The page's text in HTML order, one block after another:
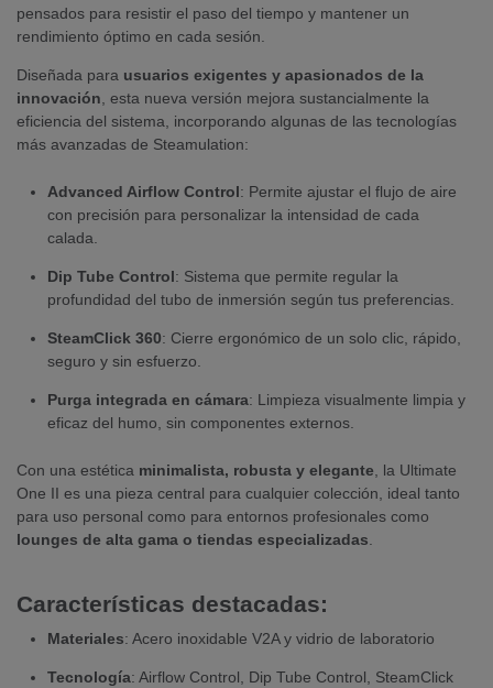
pensados para resistir el paso del tiempo y mantener un
rendimiento óptimo en cada sesión.
Diseñada para usuarios exigentes y apasionados de la
innovación , esta nueva versión mejora sustancialmente la
eficiencia del sistema, incorporando algunas de las tecnologías
más avanzadas de Steamulation:
Advanced Airflow Control: Permite ajustar el flujo de aire
con precisión para personalizar la intensidad de cada
calada.
Dip Tube Control: Sistema que permite regular la
profundidad del tubo de inmersión según tus preferencias.
SteamClick 360: Cierre ergonómico de un solo clic, rápido,
seguro y sin esfuerzo.
Purga integrada en cámara: Limpieza visualmente limpia y
eficaz del humo, sin componentes externos.
Con una estética minimalista, robusta y elegante, la Ultimate
One II es una pieza central para cualquier colección, ideal tanto
para uso personal como para entornos profesionales como
lounges de alta gama o tiendas especializadas.
Características destacadas:
Materiales: Acero inoxidable V2A y vidrio de laboratorio
Tecnología: Airflow Control, Dip Tube Control, SteamClick